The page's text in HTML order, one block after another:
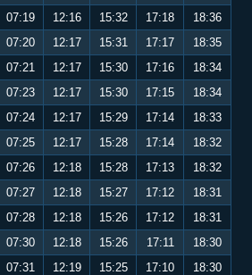
07:19 12:16 15:32 17:18
18:36
07:20 12:17 15:31 17:17
18:35
07:21 12:17 15:30 17:16
18:34
07:23 12:17 15:30 17:15
18:34
07:24 12:17 15:29 17:14
18:33
07:25 12:17 15:28 17:14
18:32
07:26 12:18 15:28 17:13
18:32
07:27 12:18 15:27 17:12
18:31
07:28 12:18 15:26 17:12
18:31
07:30 12:18 15:26 17:11
18:30
07:31 12:19 15:25 17:10
18:30